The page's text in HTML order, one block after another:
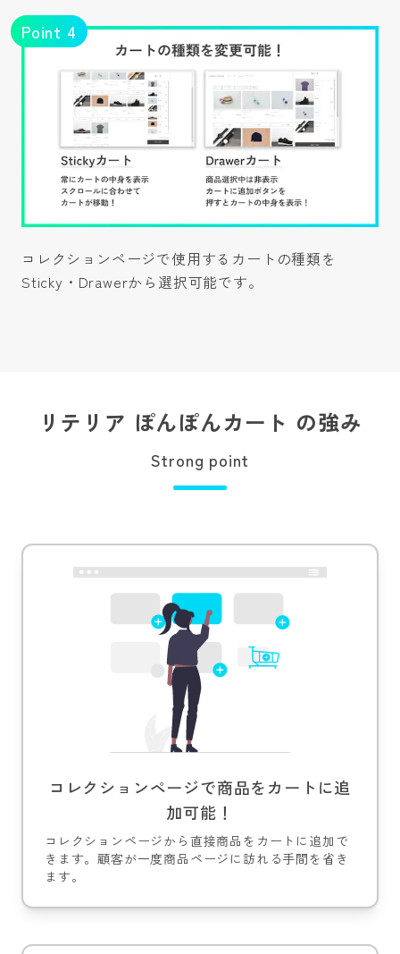
Point 4
コレクションページで使用するカートの種類を
Sticky・Drawerから選択可能です。
リテリア ぽんぽんカート の強み
Strong point
コレクションページで商品をカートに追
加可能！
コレクションページから直接商品をカートに追加で
きます。顧客が一度商品ページに訪れる手間を省き
ます。